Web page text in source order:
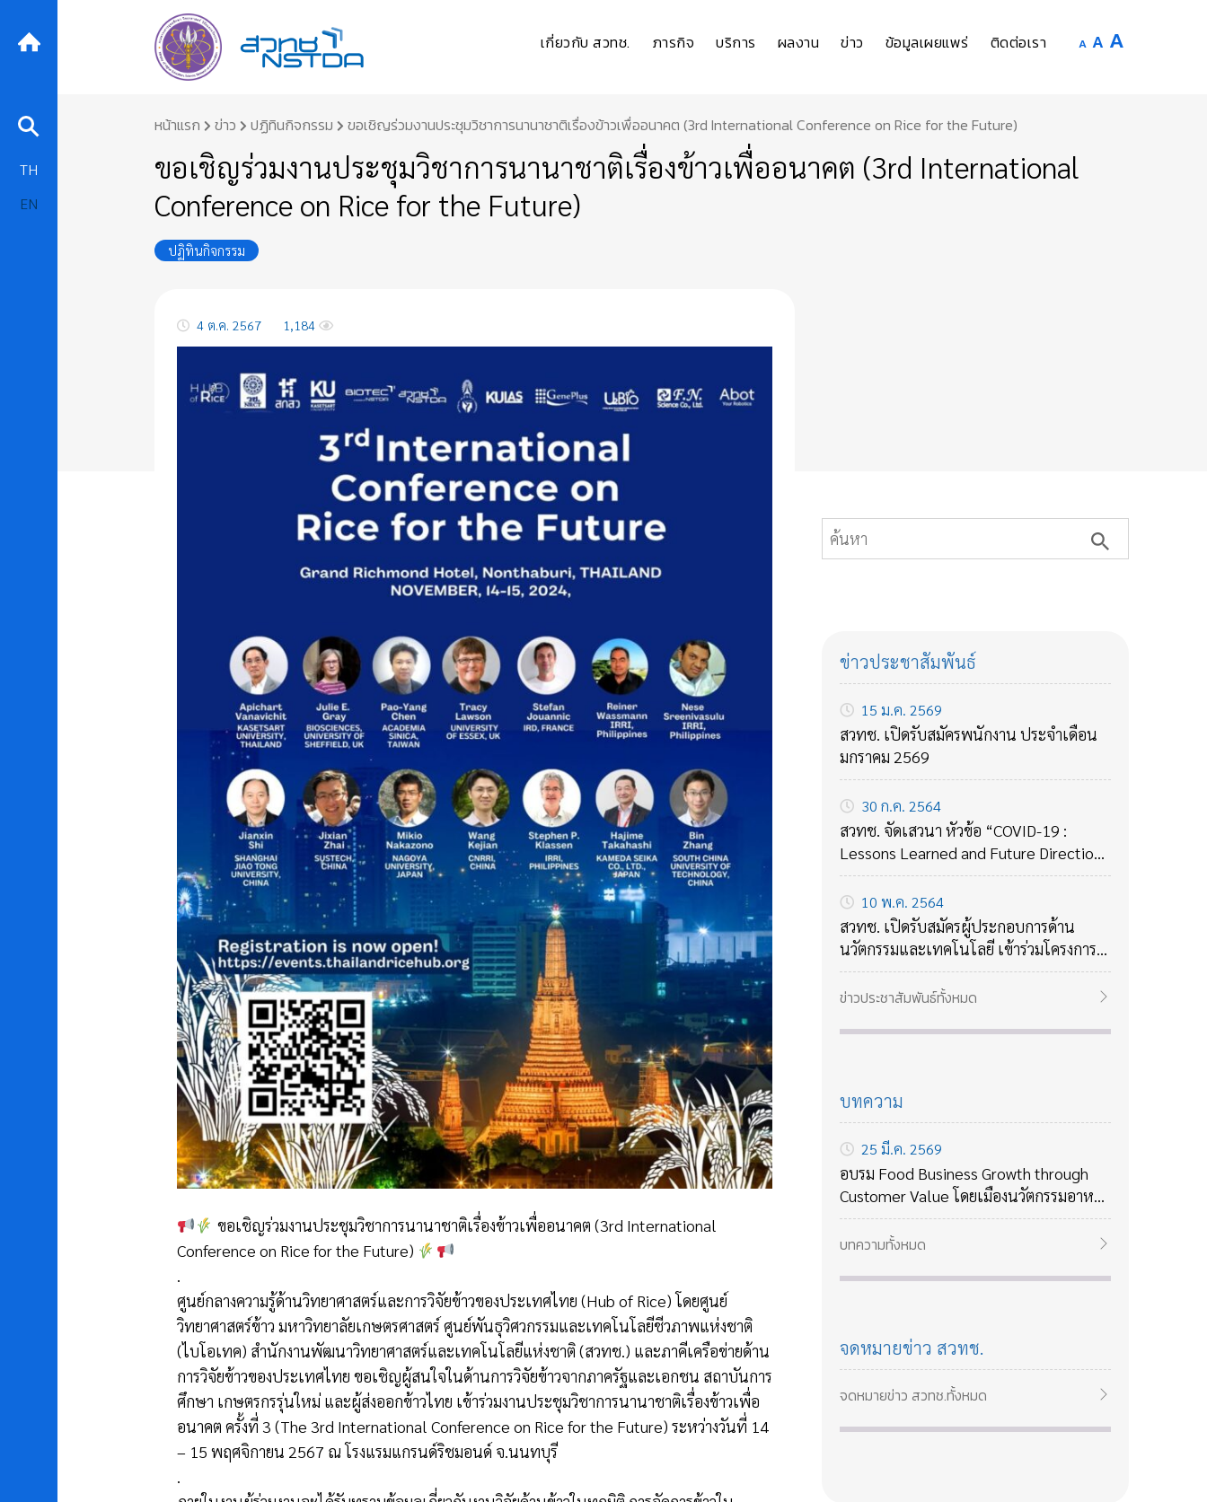
to
เกี่ยวกับ สวทช. ภารกิจ บริการ ผลงาน ข่าว ข้อมูลเผยแพร่ ติดต่อเรา A Decrease
A Reset
A
หน้าแรก ข่าว ปฏิทินกิจกรรม ขอเชิญร่วมงานประชุมวิชาการนานาชาติเรื่องข้าวเพื่ออนาคต (3rd International Conference on Rice for the Future)
ขอเชิญร่วมงานประชุมวิชาการนานาชาติเรื่องข้าวเพื่ออนาคต (3rd International
Conference on Rice for the Future)
ปฏิทินกิจกรรม
4 ต.ค. 2567 1,184
ขอเชิญร่วมงานประชุมวิชาการนานาชาติเรื่องข้าวเพื่ออนาคต (3rd International
Conference on Rice for the Future)
.
ศูนย์กลางความรู้ด้านวิทยาศาสตร์และการวิจัยข้าวของประเทศไทย (Hub of Rice) โดยศูนย์
วิทยาศาสตร์ข้าว มหาวิทยาลัยเกษตรศาสตร์ ศูนย์พันธุวิศวกรรมและเทคโนโลยีชีวภาพแห่งชาติ
(ไบโอเทค) สำนักงานพัฒนาวิทยาศาสตร์และเทคโนโลยีแห่งชาติ (สวทช.) และภาคีเครือข่ายด้าน
การวิจัยข้าวของประเทศไทย ขอเชิญผู้สนใจในด้านการวิจัยข้าวจากภาครัฐและเอกชน สถาบันการ
ศึกษา เกษตรกรรุ่นใหม่ และผู้ส่งออกข้าวไทย เข้าร่วมงานประชุมวิชาการนานาชาติเรื่องข้าวเพื่อ
อนาคต ครั้งที่ 3 (The 3rd International Conference on Rice for the Future) ระหว่างวันที่ 14
– 15 พฤศจิกายน 2567 ณ โรงแรมแกรนด์ริชมอนด์ จ.นนทบุรี
.
ข่าวประชาสัมพันธ์
15 ม.ค. 2569
สวทช. เปิดรับสมัครพนักงาน ประจำเดือน
มกราคม 2569
30 ก.ค. 2564
สวทช. จัดเสวนา หัวข้อ “COVID-19 :
Lessons Learned and Future Directions
ถอดบทเรียนจาก COVID-19 กับแนวทาง
รับมือกับโรคร้ายใหม่ๆในอนาคต
10 พ.ค. 2564
สวทช. เปิดรับสมัครผู้ประกอบการด้าน
นวัตกรรมและเทคโนโลยี เข้าร่วมโครงการ
บ่มเพาะธุรกิจเทคโนโลยี ปี 2564
ข่าวประชาสัมพันธ์ทั้งหมด
บทความ
25 มี.ค. 2569
อบรม Food Business Growth through
Customer Value โดยเมืองนวัตกรรมอาหาร
สวทช เรียนรู้การวิเคราะห์ลูกค้า สร้างคุณค่า
และกลยุทธ์เติบโตธุรกิจอาหาร 14–15 พ.ค.
บทความทั้งหมด
จดหมายข่าว สวทช.
จดหมายข่าว สวทช.ทั้งหมด
TH
EN